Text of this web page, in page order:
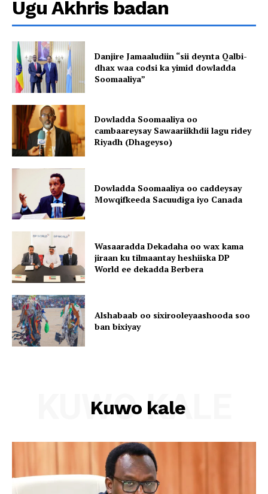
Ugu Akhris badan
Danjire Jamaaludiin “sii deynta Qalbi-
dhax waa codsi ka yimid dowladda
Soomaaliya”
Dowladda Soomaaliya oo
cambaareysay Sawaariikhdii lagu ridey
Riyadh (Dhageyso)
Dowladda Soomaaliya oo caddeysay
Mowqifkeeda Sacuudiga iyo Canada
Wasaaradda Dekadaha oo wax kama
jiraan ku tilmaantay heshiiska DP
World ee dekadda Berbera
Alshabaab oo sixirooleyaashooda soo
ban bixiyay
Kuwo kale
KUWO KALE